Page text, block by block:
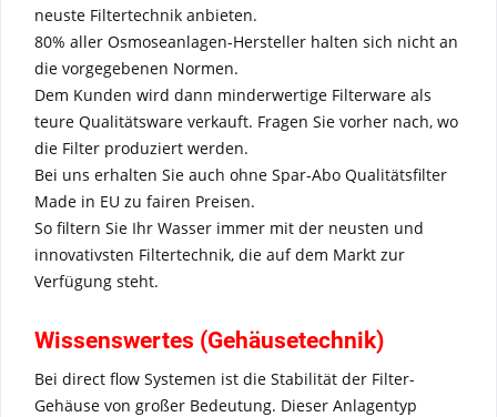
neuste Filtertechnik anbieten.
80% aller Osmoseanlagen-Hersteller halten sich nicht an
die vorgegebenen Normen.
Dem Kunden wird dann minderwertige Filterware als
teure Qualitätsware verkauft. Fragen Sie vorher nach, wo
die Filter produziert werden.
Bei uns erhalten Sie auch ohne Spar-Abo Qualitätsfilter
Made in EU zu fairen Preisen.
So filtern Sie Ihr Wasser immer mit der neusten und
innovativsten Filtertechnik, die auf dem Markt zur
Verfügung steht.
Wissenswertes (Gehäusetechnik)
Bei direct flow Systemen ist die Stabilität der Filter-
Gehäuse von großer Bedeutung. Dieser Anlagentyp